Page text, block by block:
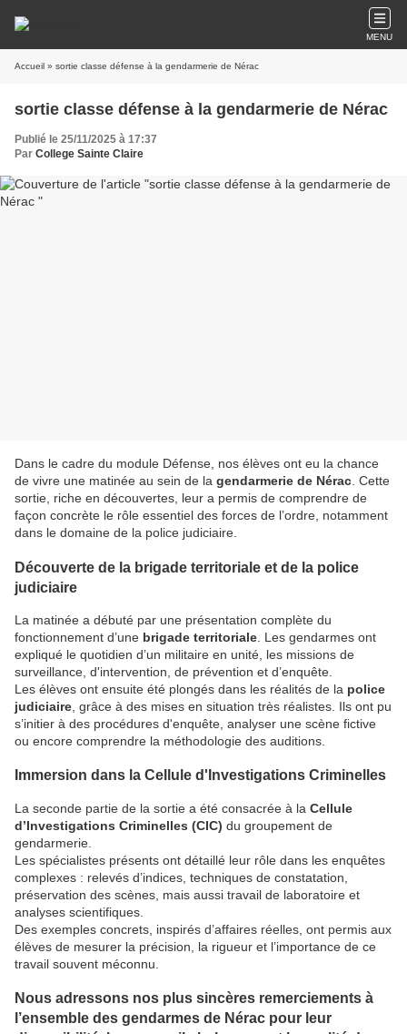
MENU
Accueil » sortie classe défense à la gendarmerie de Nérac
sortie classe défense à la gendarmerie de Nérac
Publié le 25/11/2025 à 17:37
Par College Sainte Claire
Dans le cadre du module Défense, nos élèves ont eu la chance
de vivre une matinée au sein de la gendarmerie de Nérac . Cette
sortie, riche en découvertes, leur a permis de comprendre de
façon concrète le rôle essentiel des forces de l’ordre, notamment
dans le domaine de la police judiciaire.
Découverte de la brigade territoriale et de la police
judiciaire
La matinée a débuté par une présentation complète du
fonctionnement d’une brigade territoriale . Les gendarmes ont
expliqué le quotidien d’un militaire en unité, les missions de
surveillance, d'intervention, de prévention et d’enquête.
Les élèves ont ensuite été plongés dans les réalités de la police
judiciaire , grâce à des mises en situation très réalistes. Ils ont pu
s’initier à des procédures d'enquête, analyser une scène fictive
ou encore comprendre la méthodologie des auditions.
Immersion dans la Cellule d'Investigations Criminelles
La seconde partie de la sortie a été consacrée à la Cellule
d’Investigations Criminelles (CIC) du groupement de
gendarmerie.
Les spécialistes présents ont détaillé leur rôle dans les enquêtes
complexes : relevés d’indices, techniques de constatation,
préservation des scènes, mais aussi travail de laboratoire et
analyses scientifiques.
Des exemples concrets, inspirés d’affaires réelles, ont permis aux
élèves de mesurer la précision, la rigueur et l’importance de ce
travail souvent méconnu.
Nous adressons nos plus sincères remerciements à
l’ensemble des gendarmes de Nérac pour leur